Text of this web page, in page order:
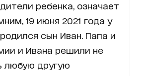
ребенка, означает
19 июня 2021 года у
сын Иван. Папа и
и Ивана решили не
любую другую